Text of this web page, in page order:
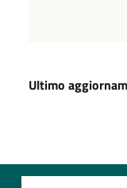
Ultimo